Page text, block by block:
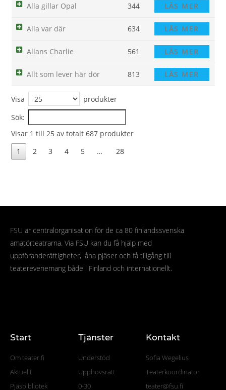
Alla gillar Opal 344 LÄS MER
Alla var där 634 LÄS MER
Allans Charlie 561 LÄS MER
Allt som lever här dör 813 LÄS MER
Visa
produkter
Sök:
Visar 1 till 25 av totalt 687 produkter
1
2 3 4 5 … 28
FSU är centralorganisation för de ca 80 finlandssvenska
amatörteatrarna. Via FSU kan du få hjälp med
uppföranderättigheter, låna pjäser och få tillgång till
teaterevenemang både i Finland och internationellt.
Start
Om teater.fi
Aktuellt
Pjäsbibliotek
Tjänster
Understöd
Upphovsrätt
0-30
Kontakt
Sofia Wegelius
Teaterkoordinator
teater@fsu.fi